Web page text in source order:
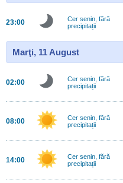
23:00
Cer senin, fără
precipitații
Marţi, 11 August
02:00
Cer senin, fără
precipitații
08:00
Cer senin, fără
precipitații
14:00
Cer senin, fără
precipitații